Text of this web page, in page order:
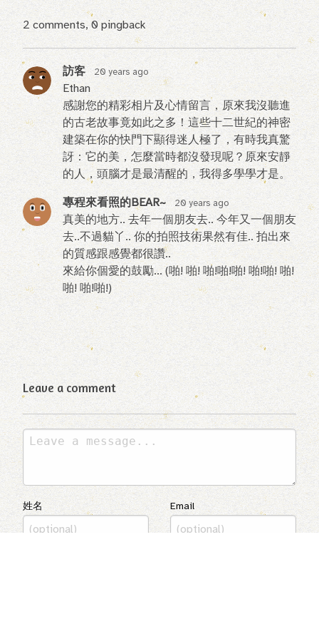
2 comments, 0 pingback
訪客 20 years ago
Ethan
感謝您的精彩相片及心情留言，原來我沒聽進
的古老故事竟如此之多！這些十二世紀的神密
建築在你的快門下顯得迷人極了，有時我真驚
訝：它的美，怎麼當時都沒發現呢？原來安靜
的人，頭腦才是最清醒的，我得多學學才是。
專程來看照的BEAR~
20 years ago
真美的地方.. 去年一個朋友去.. 今年又一個朋友
去..不過貓丫.. 你的拍照技術果然有佳.. 拍出來
的質感跟感覺都很讚..
來給你個愛的鼓勵... (啪! 啪! 啪!啪!啪! 啪!啪! 啪!
啪! 啪!啪!)
Leave a comment
姓名 Email